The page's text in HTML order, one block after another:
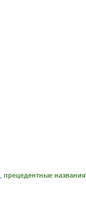
прецедентные названия